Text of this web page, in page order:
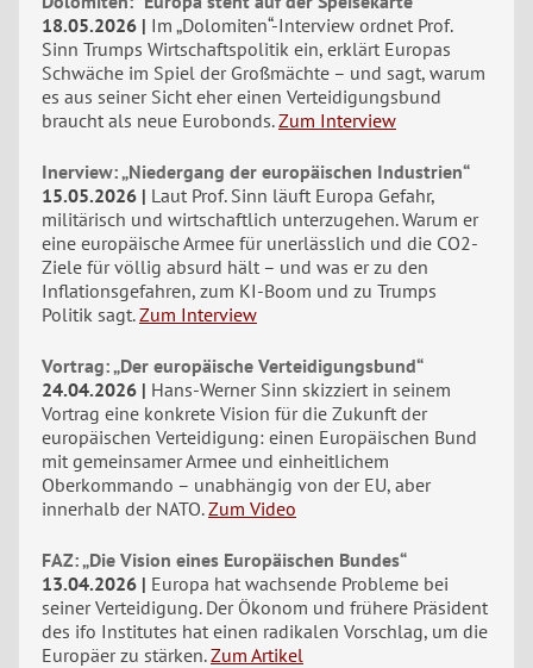
18.05.2026
Im „Dolomiten“-Interview ordnet Prof.
Sinn Trumps Wirtschaftspolitik ein, erklärt Europas
Schwäche im Spiel der Großmächte – und sagt, warum
es aus seiner Sicht eher einen Verteidigungsbund
braucht als neue Eurobonds. Zum Interview
Inerview: „Niedergang der europäischen Industrien“
15.05.2026
Laut Prof. Sinn läuft Europa Gefahr,
militärisch und wirtschaftlich unterzugehen. Warum er
eine europäische Armee für unerlässlich und die CO2-
Ziele für völlig absurd hält – und was er zu den
Inflationsgefahren, zum KI-Boom und zu Trumps
Politik sagt. Zum Interview
Vortrag: „Der europäische Verteidigungsbund“
24.04.2026
Hans-Werner Sinn skizziert in seinem
Vortrag eine konkrete Vision für die Zukunft der
europäischen Verteidigung: einen Europäischen Bund
mit gemeinsamer Armee und einheitlichem
Oberkommando – unabhängig von der EU, aber
innerhalb der NATO. Zum Video
FAZ: „Die Vision eines Europäischen Bundes“
13.04.2026
Europa hat wachsende Probleme bei
seiner Verteidigung. Der Ökonom und frühere Präsident
des ifo Institutes hat einen radikalen Vorschlag, um die
Europäer zu stärken. Zum Artikel